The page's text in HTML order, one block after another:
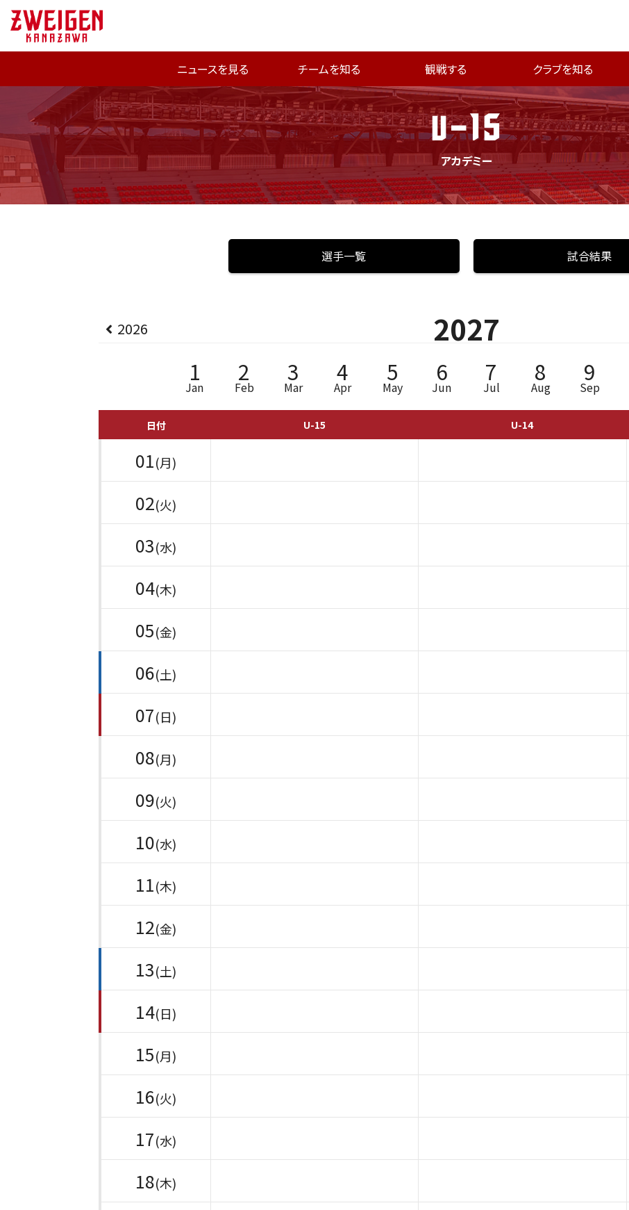
ニュースを見る チームを知る 観戦する クラブを知る
U-15
アカデミー
選手一覧 試合結果
2026 2027
1
Jan
2
Feb
3
Mar
4
Apr
5
May
6
Jun
7
Jul
8
Aug
9
Sep
日付 U-15 U-14
01(月)
02(火)
03(水)
04(木)
05(金)
06(土)
07(日)
08(月)
09(火)
10(水)
11(木)
12(金)
13(土)
14(日)
15(月)
16(火)
17(水)
18(木)